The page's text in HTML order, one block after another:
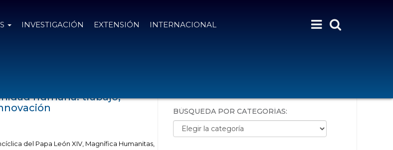
INVESTIGACIÓN EXTENSIÓN INTERNACIONAL
humana: trabajo,
del Papa León XIV, Magnífica Humanitas,
BÚSQUEDA POR CATEGORÍAS:
Búsqueda por categorías: